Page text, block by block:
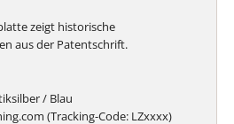
zeigt historische
aus der Patentschrift.
/ Blau
(Tracking-Code: LZxxxx)